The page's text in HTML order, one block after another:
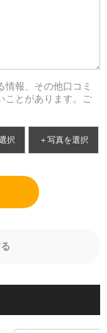
報、その他口コミ
ことがあります。ご
択 ＋写真を選択